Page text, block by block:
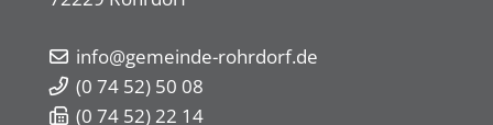
info@gemeinde-rohrdorf.de
(0 74 52) 50 08
(0 74 52) 22 14